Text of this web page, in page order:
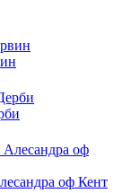
оф Кент